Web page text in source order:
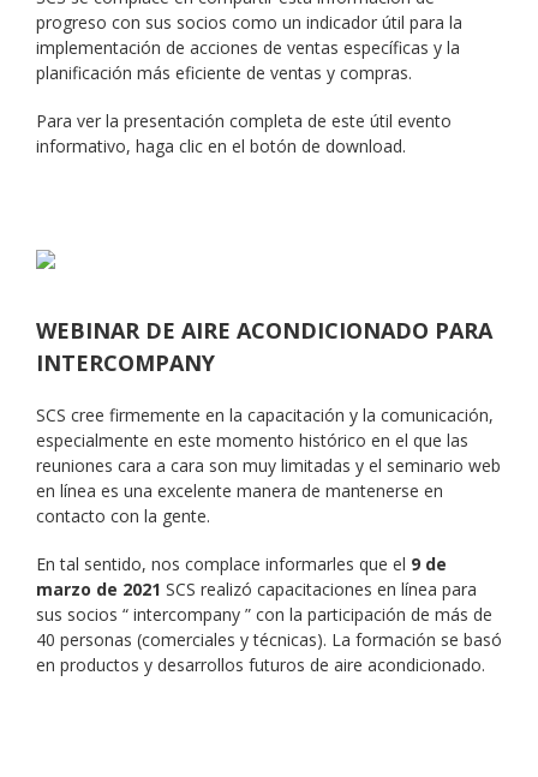
progreso con sus socios como un indicador útil para la
implementación de acciones de ventas específicas y la
planificación más eficiente de ventas y compras.
Para ver la presentación completa de este útil evento
informativo, haga clic en el botón de download.
WEBINAR DE AIRE ACONDICIONADO PARA
INTERCOMPANY
SCS cree firmemente en la capacitación y la comunicación,
especialmente en este momento histórico en el que las
reuniones cara a cara son muy limitadas y el seminario web
en línea es una excelente manera de mantenerse en
contacto con la gente.
En tal sentido, nos complace informarles que el 9 de
marzo de 2021 SCS realizó capacitaciones en línea para
sus socios “ intercompany ” con la participación de más de
40 personas (comerciales y técnicas). La formación se basó
en productos y desarrollos futuros de aire acondicionado.